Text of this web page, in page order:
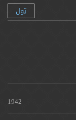
ټول
1942